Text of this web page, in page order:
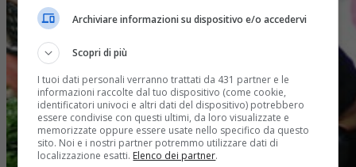
Archiviare informazioni su dispositivo e/o accedervi
Scopri di più
I tuoi dati personali verranno trattati da 431 partner e le
informazioni raccolte dal tuo dispositivo (come cookie,
identificatori univoci e altri dati del dispositivo) potrebbero
essere condivise con questi ultimi, da loro visualizzate e
memorizzate oppure essere usate nello specifico da questo
sito. Noi e i nostri partner potremmo utilizzare dati di
localizzazione esatti. Elenco dei partner.